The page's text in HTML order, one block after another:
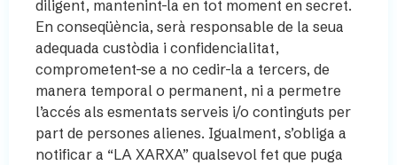
diligent, mantenint-la en tot moment en secret.
En conseqüència, serà responsable de la seua
adequada custòdia i confidencialitat,
comprometent-se a no cedir-la a tercers, de
manera temporal o permanent, ni a permetre
l’accés als esmentats serveis i/o continguts per
part de persones alienes. Igualment, s’obliga a
notificar a “LA XARXA” qualsevol fet que puga